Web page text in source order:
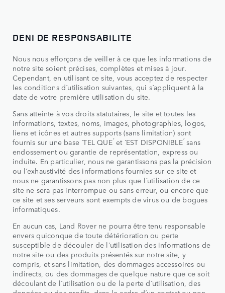
DENI DE RESPONSABILITE
Nous nous efforçons de veiller à ce que les informations de
notre site soient précises, complètes et mises à jour.
Cependant, en utilisant ce site, vous acceptez de respecter
les conditions d´utilisation suivantes, qui s´appliquent à la
date de votre première utilisation du site.
Sans atteinte à vos droits statutaires, le site et toutes les
informations, textes, noms, images, photographies, logos,
liens et icônes et autres supports (sans limitation) sont
fournis sur une base ´TEL QUE´ et ´EST DISPONIBLE´ sans
endossement ou garantie de représentation, express ou
induite. En particulier, nous ne garantissons pas la précision
ou l´exhaustivité des informations fournies sur ce site et
nous ne garantissons pas non plus que l´utilisation de ce
site ne sera pas interrompue ou sans erreur, ou encore que
ce site et ses serveurs sont exempts de virus ou de bogues
informatiques.
En aucun cas, Land Rover ne pourra être tenu responsable
envers quiconque de toute détérioration ou perte
susceptible de découler de l´utilisation des informations de
notre site ou des produits présentés sur notre site, y
compris, et sans limitation, des dommages accessoires ou
indirects, ou des dommages de quelque nature que ce soit
découlant de l´utilisation ou de la perte d´utilisation, des